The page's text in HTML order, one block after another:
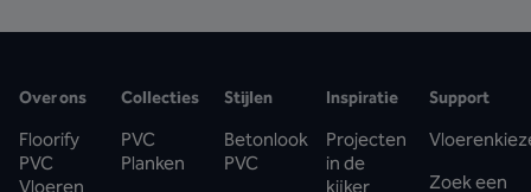
Over ons
Floorify
PVC
Vloeren
Collecties
PVC
Planken
Stijlen
Betonlook
PVC
Inspiratie
Projecten
in de
kijker
Support
Zoek een